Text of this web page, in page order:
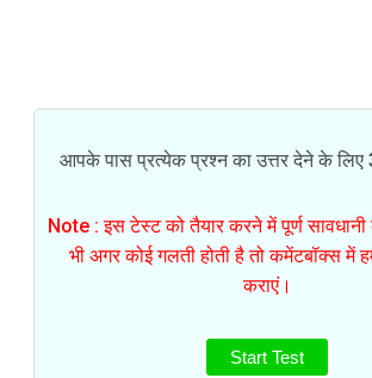
आपके पास प्रत्येक प्रश्न का उत्तर देने के
Note : इस टेस्ट को तैयार करने में पूर्ण सावधानी
भी अगर कोई गलती होती है तो कमेंटबॉक्स में
कराएं।
Start Test